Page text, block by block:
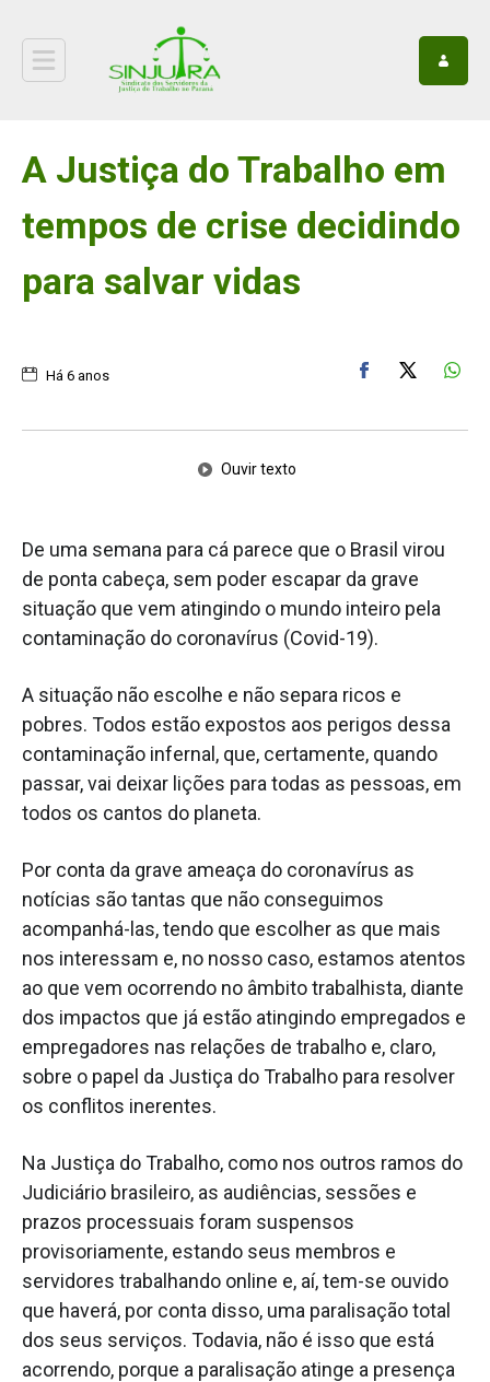
A Justiça do Trabalho em
tempos de crise decidindo
para salvar vidas
Há 6 anos
Ouvir texto
De uma semana para cá parece que o Brasil virou
de ponta cabeça, sem poder escapar da grave
situação que vem atingindo o mundo inteiro pela
contaminação do coronavírus (Covid-19).
A situação não escolhe e não separa ricos e
pobres. Todos estão expostos aos perigos dessa
contaminação infernal, que, certamente, quando
passar, vai deixar lições para todas as pessoas, em
todos os cantos do planeta.
Por conta da grave ameaça do coronavírus as
notícias são tantas que não conseguimos
acompanhá-las, tendo que escolher as que mais
nos interessam e, no nosso caso, estamos atentos
ao que vem ocorrendo no âmbito trabalhista, diante
dos impactos que já estão atingindo empregados e
empregadores nas relações de trabalho e, claro,
sobre o papel da Justiça do Trabalho para resolver
os conflitos inerentes.
Na Justiça do Trabalho, como nos outros ramos do
Judiciário brasileiro, as audiências, sessões e
prazos processuais foram suspensos
provisoriamente, estando seus membros e
servidores trabalhando online e, aí, tem-se ouvido
que haverá, por conta disso, uma paralisação total
dos seus serviços. Todavia, não é isso que está
acorrendo, porque a paralisação atinge a presença